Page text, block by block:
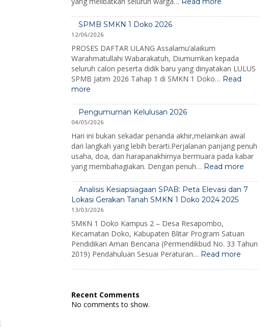
Semangat
1
Kewaspadaan
Bencana
dalam
Peringatan
SPMB SMKN 1 Doko 2026
12/06/2026
PROSES DAFTAR ULANG Assalamu’alaikum
Warahmatullahi Wabarakatuh, Diumumkan kepada
seluruh calon peserta didik baru yang dinyatakan LULUS
SPMB Jatim 2026 Tahap 1 di SMKN 1 Doko… Read
more:
SMKN
1
Doko
2026
Pengumuman Kelulusan 2026
04/05/2026
Hari ini bukan sekadar penanda akhir,melainkan awal
dari langkah yang lebih berarti.Perjalanan panjang penuh
usaha, doa, dan harapanakhirnya bermuara pada kabar
yang membahagiakan. Dengan penuh… Read more:
2026
Analisis Kesiapsiagaan SPAB: Peta Elevasi dan 7
Lokasi Gerakan Tanah SMKN 1 Doko 2024 2025
13/03/2026
SMKN 1 Doko Kampus 2 – Desa Resapombo,
Kecamatan Doko, Kabupaten Blitar Program Satuan
Pendidikan Aman Bencana (Permendikbud No. 33 Tahun
2019) Pendahuluan Sesuai Peraturan… Read more:
Recent Comments
No comments to show.